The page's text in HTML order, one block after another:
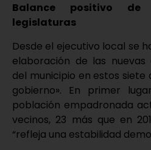
Balance positivo
legislaturas
Desde el ejecutivo local se
elaboración de las nuevas
del municipio en estos
gobierno». En primer
población empadronada
vecinos, 23 más que en
“refleja una estabilidad